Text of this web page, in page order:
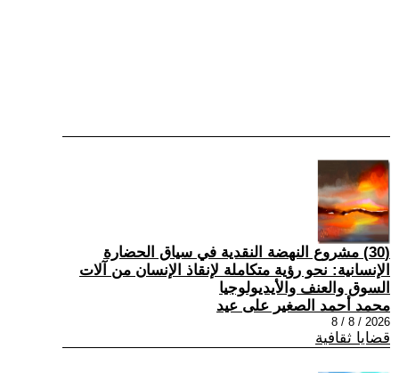
(30) مشروع النهضة النقدية في سياق الحضارة
الإنسانية: نحو رؤية متكاملة لإنقاذ الإنسان من آلات
السوق والعنف والأيديولوجيا
محمد أحمد الصغير على عيد
2026 / 8 / 8
قضايا ثقافية